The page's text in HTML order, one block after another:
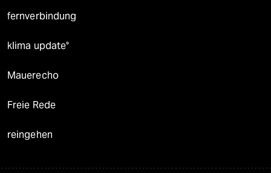
fernverbindung
klima update°
Mauerecho
Freie Rede
reingehen